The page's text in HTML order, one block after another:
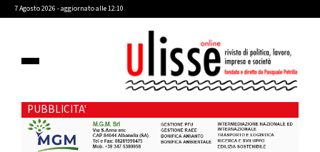
7 Agosto 2026 - aggiornato alle 12:10
PUBBLICITA'